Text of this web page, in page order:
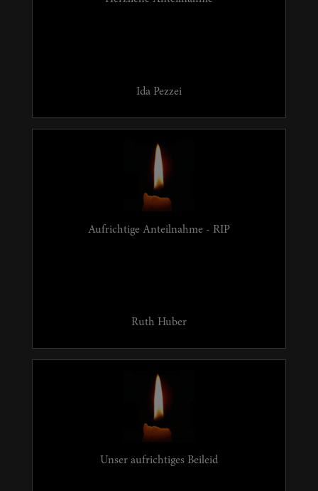
Ida Pezzei
Aufrichtige Anteilnahme - RIP
Ruth Huber
Unser aufrichtiges Beileid